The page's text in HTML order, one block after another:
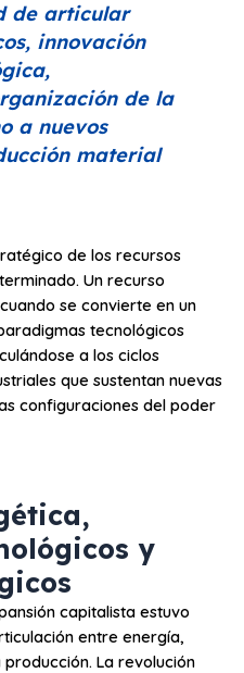
de articular
innovación
de la
a nuevos
material
de los recursos
Un recurso
se convierte en un
tecnológicos
a los ciclos
que sustentan nuevas
configuraciones del poder
y
capitalista estuvo
entre energía,
La revolución